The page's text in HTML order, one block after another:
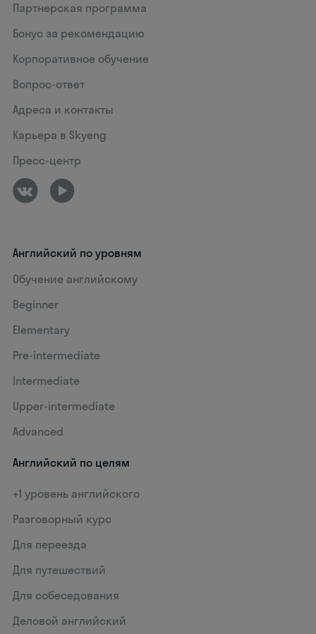
Партнерская программа
Бонус за рекомендацию
Корпоративное обучение
Вопрос-ответ
Адреса и контакты
Карьера в Skyeng
Пресс-центр
Английский по уровням
Обучение английскому
Beginner
Elementary
Pre-intermediate
Intermediate
Upper-intermediate
Advanced
Английский по целям
+1 уровень английского
Разговорный курс
Для переезда
Для путешествий
Для собеседования
Деловой английский